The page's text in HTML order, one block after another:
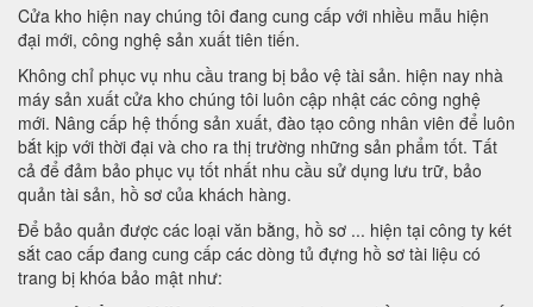
Cửa kho hiện nay chúng tôi đang cung cấp với nhiều mẫu hiện
đại mới, công nghệ sản xuất tiên tiến.
Không chỉ phục vụ nhu cầu trang bị bảo vệ tài sản. hiện nay nhà
máy sản xuất cửa kho chúng tôi luôn cập nhật các công nghệ
mới. Nâng cấp hệ thống sản xuất, đào tạo công nhân viên để luôn
bắt kịp với thời đại và cho ra thị trường những sản phẩm tốt. Tất
cả để đảm bảo phục vụ tốt nhất nhu cầu sử dụng lưu trữ, bảo
quản tài sản, hồ sơ của khách hàng.
Để bảo quản được các loại văn bằng, hồ sơ ... hiện tại công ty két
sắt cao cấp đang cung cấp các dòng tủ đựng hồ sơ tài liệu có
trang bị khóa bảo mật như: